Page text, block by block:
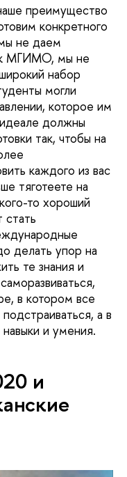
преимущество
конкретного
не даем
МГИМО, мы не
набор
могли
которое им
должны
так, чтобы на
каждого из вас
тяготеете на
то хороший
стать
делать упор на
те знания и
в котором все
а в
и умения.
и